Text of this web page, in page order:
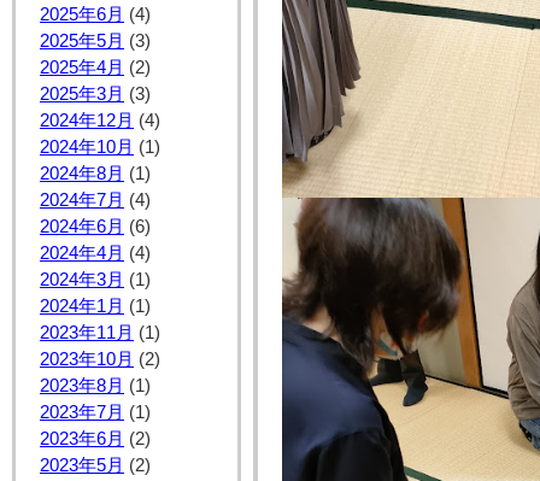
2025年6月 (4)
2025年5月 (3)
2025年4月 (2)
2025年3月 (3)
2024年12月 (4)
2024年10月 (1)
2024年8月 (1)
2024年7月 (4)
2024年6月 (6)
2024年4月 (4)
2024年3月 (1)
2024年1月 (1)
2023年11月 (1)
2023年10月 (2)
2023年8月 (1)
2023年7月 (1)
2023年6月 (2)
2023年5月 (2)